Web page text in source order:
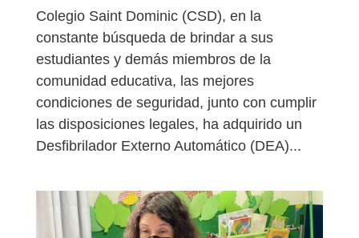
Colegio Saint Dominic (CSD), en la
constante búsqueda de brindar a sus
estudiantes y demás miembros de la
comunidad educativa, las mejores
condiciones de seguridad, junto con cumplir
las disposiciones legales, ha adquirido un
Desfibrilador Externo Automático (DEA)...